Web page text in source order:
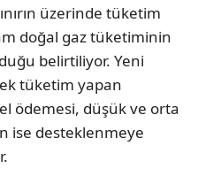
üzerinde tüketim
doğal gaz tüketiminin
belirtiliyor. Yeni
tüketim yapan
ödemesi, düşük ve orta
ise desteklenmeye